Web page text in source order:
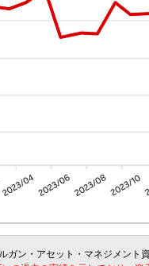
ルガン・アセット・マネジメント